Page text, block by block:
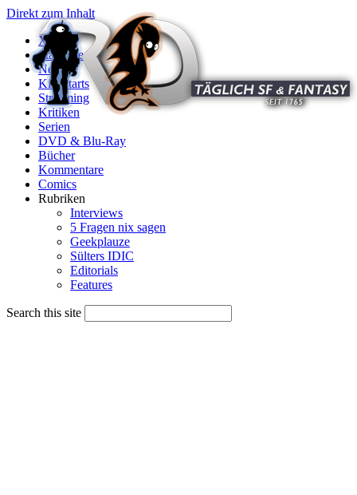
Direkt zum Inhalt
X
Startseite
News
Kinostarts
Streaming
Kritiken
Serien
DVD & Blu-Ray
Bücher
Kommentare
Comics
Rubriken
Interviews
5 Fragen nix sagen
Geekplauze
Sülters IDIC
Editorials
Features
Search this site